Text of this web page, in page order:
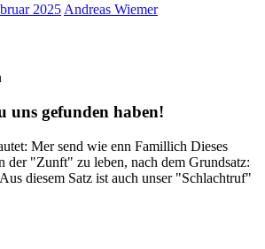
2025 Andreas Wiemer
uns gefunden haben!
Mer send wie enn Famillich Dieses
der "Zunft" zu leben, nach dem Grundsatz:
diesem Satz ist auch unser "Schlachtruf"